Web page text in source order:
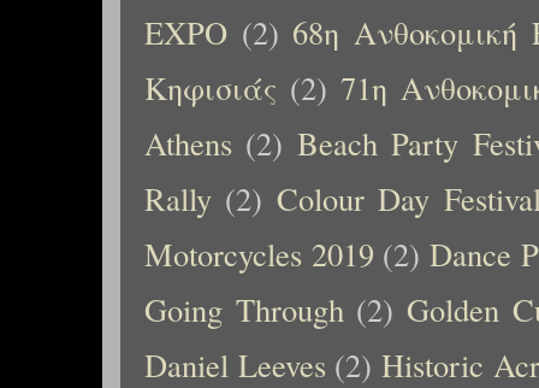
EXPO (2) 68η Ανθοκομική
Κηφισιάς (2) 71η
Athens (2) Beach Party
Rally (2) Colour Day
Motorcycles 2019 (2) Dance
Going Through (2) Golden
Daniel Leeves (2) Historic